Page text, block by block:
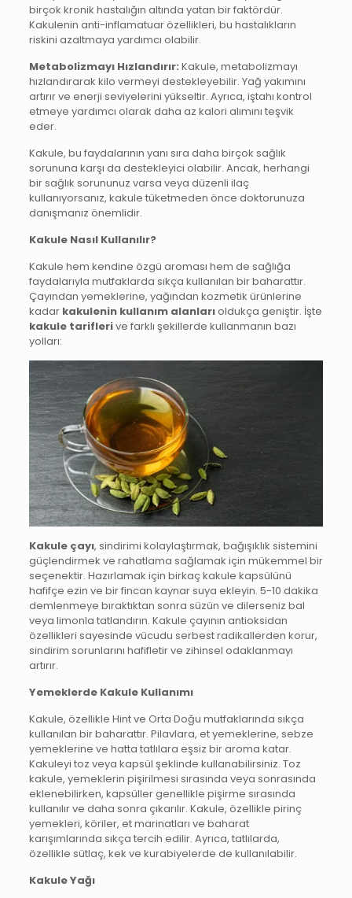
birçok kronik hastalığın altında yatan bir faktördür.
Kakulenin anti-inflamatuar özellikleri, bu hastalıkların
riskini azaltmaya yardımcı olabilir.
Metabolizmayı Hızlandırır: Kakule, metabolizmayı
hızlandırarak kilo vermeyi destekleyebilir. Yağ yakımını
artırır ve enerji seviyelerini yükseltir. Ayrıca, iştahı kontrol
etmeye yardımcı olarak daha az kalori alımını teşvik
eder.
Kakule, bu faydalarının yanı sıra daha birçok sağlık
sorununa karşı da destekleyici olabilir. Ancak, herhangi
bir sağlık sorununuz varsa veya düzenli ilaç
kullanıyorsanız, kakule tüketmeden önce doktorunuza
danışmanız önemlidir.
Kakule Nasıl Kullanılır?
Kakule hem kendine özgü aroması hem de sağlığa
faydalarıyla mutfaklarda sıkça kullanılan bir baharattır.
Çayından yemeklerine, yağından kozmetik ürünlerine
kadar kakulenin kullanım alanlarıoldukça geniştir. İşte
kakule tariflerive farklı şekillerde kullanmanın bazı
yolları:
Kakule çayı, sindirimi kolaylaştırmak, bağışıklık sistemini
güçlendirmek ve rahatlama sağlamak için mükemmel bir
seçenektir. Hazırlamak için birkaç kakule kapsülünü
hafifçe ezin ve bir fincan kaynar suya ekleyin. 5-10 dakika
demlenmeye bıraktıktan sonra süzün ve dilerseniz bal
veya limonla tatlandırın. Kakule çayının antioksidan
özellikleri sayesinde vücudu serbest radikallerden korur,
sindirim sorunlarını hafifletir ve zihinsel odaklanmayı
artırır.
Yemeklerde Kakule Kullanımı
Kakule, özellikle Hint ve Orta Doğu mutfaklarında sıkça
kullanılan bir baharattır. Pilavlara, et yemeklerine, sebze
yemeklerine ve hatta tatlılara eşsiz bir aroma katar.
Kakuleyi toz veya kapsül şeklinde kullanabilirsiniz. Toz
kakule, yemeklerin pişirilmesi sırasında veya sonrasında
eklenebilirken, kapsüller genellikle pişirme sırasında
kullanılır ve daha sonra çıkarılır. Kakule, özellikle pirinç
yemekleri, köriler, et marinatları ve baharat
karışımlarında sıkça tercih edilir. Ayrıca, tatlılarda,
özellikle sütlaç, kek ve kurabiyelerde de kullanılabilir.
Kakule Yağı